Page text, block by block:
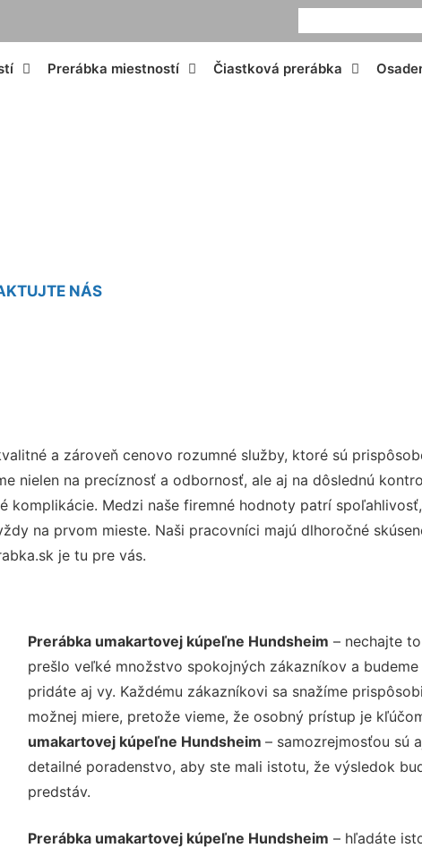
Prerábka miestností Čiastková prerábka
NÁS
a zároveň cenovo rozumné služby, ktoré sú
nielen na precíznosť a odbornosť, ale aj na dôslednú
komplikácie. Medzi naše firemné hodnoty patrí
na prvom mieste. Naši pracovníci majú dlhoročné
je tu pre vás.
Prerábka umakartovej kúpeľne Hundsheim – nechajte
prešlo veľké množstvo spokojných zákazníkov a
pridáte aj vy. Každému zákazníkovi sa snažíme
možnej miere, pretože vieme, že osobný prístup je
umakartovej kúpeľne Hundsheim – samozrejmosťou sú
detailné poradenstvo, aby ste mali istotu, že výsledok
predstáv.
Prerábka umakartovej kúpeľne Hundsheim – hľadáte